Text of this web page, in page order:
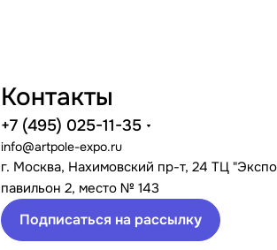
Контакты
+7 (495) 025-11-35
info@artpole-expo.ru
г. Москва, Нахимовский пр-т, 24 ТЦ
павильон 2, место № 143
Подписаться на рассылку